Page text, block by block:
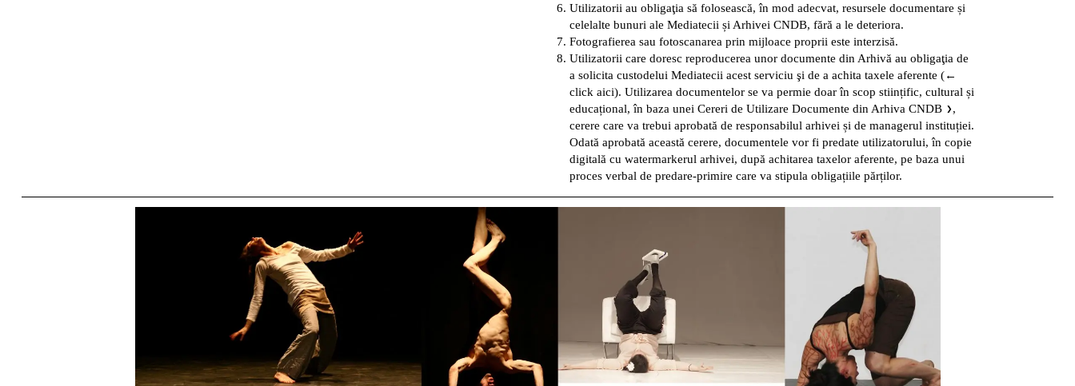
Utilizatorii au obligaţia să folosească, în mod adecvat, resursele documentare și
celelalte bunuri ale Mediatecii și Arhivei CNDB, fără a le deteriora.
Fotografierea sau fotoscanarea prin mijloace proprii este interzisă.
Utilizatorii care doresc reproducerea unor documente din Arhivă au obligaţia de
a solicita custodelui Mediatecii acest serviciu şi de a achitataxele aferente (←
click aici). Utilizarea documentelor se va permie doar în scop stiințific, cultural și
educațional, în baza uneiCereri de Utilizare Documente din Arhiva CNDB
,
cerere care va trebui aprobată de responsabilul arhivei și de managerul instituției.
Odată aprobată această cerere, documentele vor fi predate utilizatorului, în copie
digitală cu watermarkerul arhivei, după achitarea taxelor aferente, pe baza unui
proces verbal de predare-primire care va stipula obligațiile părților.